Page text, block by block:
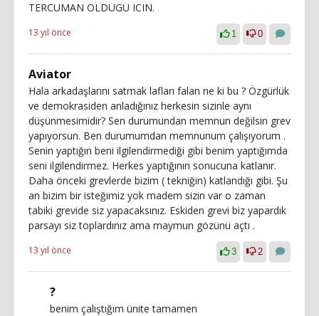
TERCUMAN OLDUGU ICIN.
13 yıl önce 1 0
Aviator
Hala arkadaşlarını satmak lafları falan ne ki bu ? Özgürlük
ve demokrasiden anladığınız herkesin sizinle aynı
düşünmesimidir? Sen durumundan memnun değilsin grev
yapıyorsun. Ben durumumdan memnunum çalışıyorum .
Senin yaptığın beni ilgilendirmediği gibi benim yaptığımda
seni ilgilendirmez. Herkes yaptığının sonucuna katlanır.
Daha önceki grevlerde bizim ( tekniğin) katlandığı gibi. Şu
an bizim bir isteğimiz yok madem sizin var o zaman
tabiki grevide siz yapacaksınız. Eskiden grevi biz yapardık
parsayı siz toplardınız ama maymun gözünü açtı .
13 yıl önce 3 2
?
benim çalıştığım ünite tamamen